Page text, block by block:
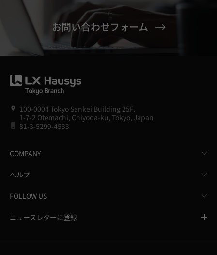
お問い合わせフォーム
100-0004 Tokyo Sankei Building 25F,
1-7-2 Otemachi, Chiyoda-ku, Tokyo, Japan
81-3-5299-4533
COMPANY
ヘルプ
FOLLOW US
ニュースレターに登録